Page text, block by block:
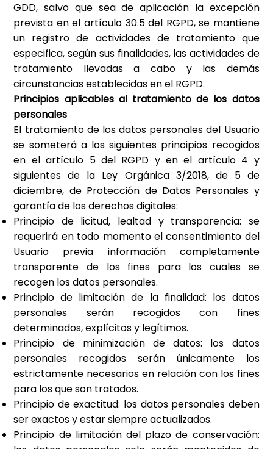
GDD, salvo que sea de aplicación la excepción
prevista en el artículo 30.5 del RGPD, se mantiene
un registro de actividades de tratamiento que
especifica, según sus finalidades, las actividades de
tratamiento llevadas a cabo y las demás
circunstancias establecidas en el RGPD.
Principios aplicables al tratamiento de los datos
personales
El tratamiento de los datos personales del Usuario
se someterá a los siguientes principios recogidos
en el artículo 5 del RGPD y en el artículo 4 y
siguientes de la Ley Orgánica 3/2018, de 5 de
diciembre, de Protección de Datos Personales y
garantía de los derechos digitales:
Principio de licitud, lealtad y transparencia: se
requerirá en todo momento el consentimiento del
Usuario previa información completamente
transparente de los fines para los cuales se
recogen los datos personales.
Principio de limitación de la finalidad: los datos
personales serán recogidos con fines
determinados, explícitos y legítimos.
Principio de minimización de datos: los datos
personales recogidos serán únicamente los
estrictamente necesarios en relación con los fines
para los que son tratados.
Principio de exactitud: los datos personales deben
ser exactos y estar siempre actualizados.
Principio de limitación del plazo de conservación: